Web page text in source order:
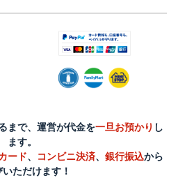
まで、運営が代金を一旦お預かり し
ます。
ード、 コンビニ決済、 銀行振込から
ただけます！